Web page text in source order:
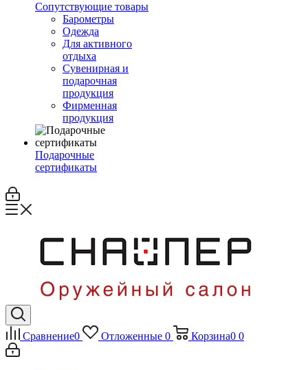
Сопутствующие товары
Барометры
Одежда
Для активного
отдыха
Сувенирная и
подарочная
продукция
Фирменная
продукция
Подарочные
сертификаты
Сравнение0 Отложенные 0 Корзина0 0